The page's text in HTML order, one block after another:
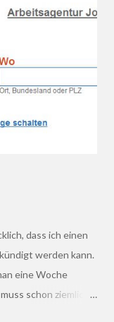
dass ich einen
werden kann.
eine Woche
schon ziemlich